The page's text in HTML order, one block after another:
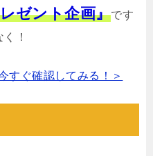
ゼント企画』です
！
すぐ確認してみる！＞